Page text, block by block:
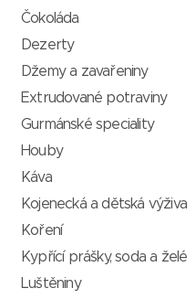
Čokoláda
Dezerty
Džemy a zavařeniny
Extrudované potraviny
Gurmánské speciality
Houby
Káva
Kojenecká a dětská výživa
Koření
Kypřící prášky, soda a želé
Luštěniny